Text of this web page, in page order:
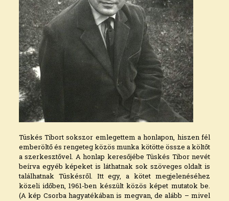
Tüskés Tibort sokszor emlegettem a honlapon, hiszen fél
emberöltő és rengeteg közös munka kötötte össze a költőt
a szerkesztővel. A honlap keresőjébe Tüskés Tibor nevét
beírva egyéb képeket is láthatnak sok szöveges oldalt is
találhatnak Tüskésről. Itt egy, a kötet megjelenéséhez
közeli időben, 1961-ben készült közös képet mutatok be.
(A kép Csorba hagyatékában is megvan, de alább – mivel